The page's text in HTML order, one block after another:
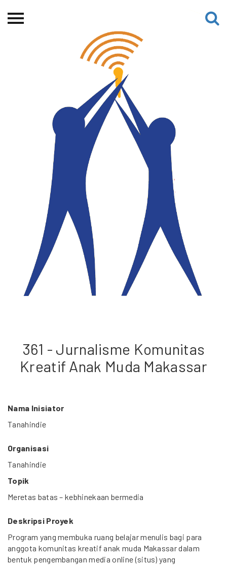
Beranda
Proyek Terdahulu
Kredit Web-site
361 - Jurnalisme Komunitas
Kreatif Anak Muda Makassar
Nama Inisiator
Tanahindie
Organisasi
Tanahindie
Topik
Meretas batas – kebhinekaan bermedia
Deskripsi Proyek
Program yang membuka ruang belajar menulis bagi para
anggota komunitas kreatif anak muda Makassar dalam
bentuk pengembangan media online (situs) yang